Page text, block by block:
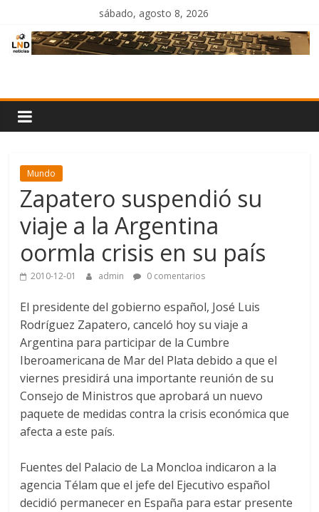
contenido
sábado, agosto 8, 2026
Noticias
Mundo
Zapatero suspendió su
viaje a la Argentina
oormla crisis en su país
2010-12-01 admin 0 comentarios
El presidente del gobierno español, José Luis
Rodríguez Zapatero, canceló hoy su viaje a
Argentina para participar de la Cumbre
Iberoamericana de Mar del Plata debido a que el
viernes presidirá una importante reunión de su
Consejo de Ministros que aprobará un nuevo
paquete de medidas contra la crisis económica que
afecta a este país.
Fuentes del Palacio de La Moncloa indicaron a la
agencia Télam que el jefe del Ejecutivo español
decidió permanecer en España para estar presente